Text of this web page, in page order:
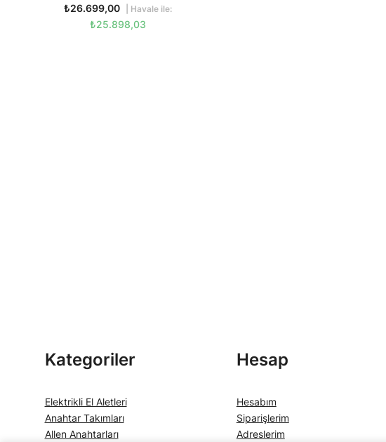
₺26.699,00 | Havale ile:
₺25.898,03
Kategoriler
Elektrikli El Aletleri
Anahtar Takımları
Allen Anahtarları
Hesap
Hesabım
Siparişlerim
Adreslerim